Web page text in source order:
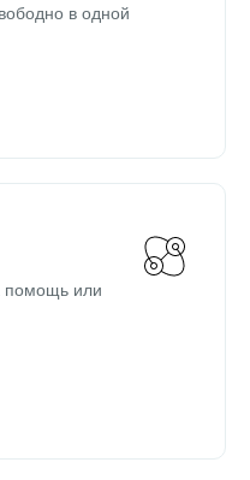
в одной
помощь или